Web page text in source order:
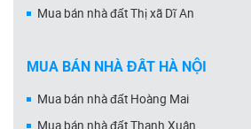
Mua bán nhà đất Thị xã Dĩ An
MUA BÁN NHÀ ĐẤT HÀ NỘI
Mua bán nhà đất Hoàng Mai
Mua bán nhà đất Thanh Xuân